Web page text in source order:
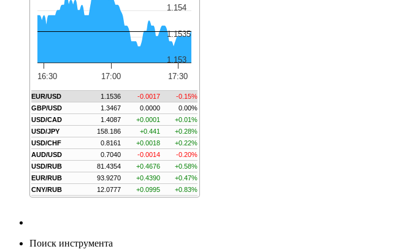
16:30 17:00 17:30
1.153
1.1535
1.154
EUR/USD 1.1536 -0.0017
-0.15%
GBP/USD
1.3467 0.0000
0.00%
USD/CAD
1.4087 +0.0001
+0.01%
USD/JPY
158.186 +0.441
+0.28%
USD/CHF
0.8161 +0.0018
+0.22%
AUD/USD
0.7040 -0.0014
-0.20%
USD/RUB
81.4354 +0.4676
+0.58%
EUR/RUB
93.9270 +0.4390
+0.47%
CNY/RUB
12.0777 +0.0995 +0.83%
Поиск инструмента